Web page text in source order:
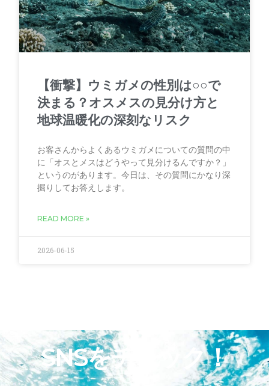
【衝撃】ウミガメの性別は○○で
決まる？オスメスの見分け方と
地球温暖化の深刻なリスク
お客さんからよくあるウミガメについての質問の中
に「オスとメスはどうやって見分けるんですか？」
というのがあります。今日は、その質問にかなり深
掘りしてお答えします。
READ MORE »
2026-06-15
SNSをチェック！